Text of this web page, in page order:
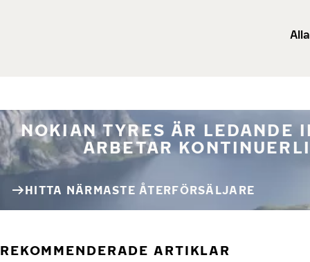
NOKIAN TYRES ÄR LEDANDE
ARBETAR
HITTA NÄRMASTE ÅTERFÖRSÄLJARE
REKOMMENDERADE ARTIKLAR